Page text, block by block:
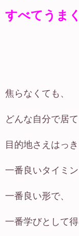
すべてうま
焦らなくても、
どんな自分で居て
目的地さえはっ
一番良いタイミン
一番良い形で、
一番学びとして得